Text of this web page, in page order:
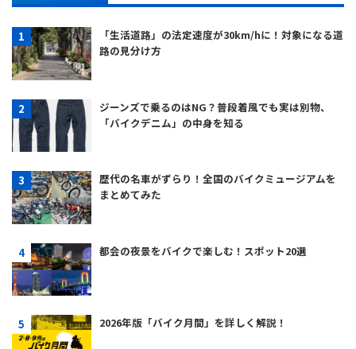
「生活道路」の法定速度が30km/hに！対象になる道
路の見分け方
ジーンズで乗るのはNG？普段着風でも実は別物、
「バイクデニム」の中身を知る
歴代の名車がずらり！全国のバイクミュージアムを
まとめてみた
都会の夜景をバイクで楽しむ！スポット20選
2026年版「バイク月間」を詳しく解説！